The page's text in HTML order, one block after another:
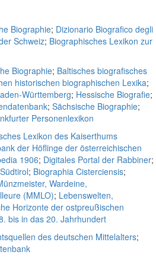
Biographie; Dizionario Biografico degli
Schweiz; Biographisches Lexikon zur
Biographie; Baltisches biografisches
historischen biographischen Lexika;
Württemberg; Hessische Biografie;
; Sächsische Biographie;
Personenlexikon
Lexikon des Kaiserthums
der Höflinge der österreichischen
1906; Digitales Portal der Rabbiner;
; Biographia Cisterciensis;
Wardeine,
(MMLO); Lebenswelten,
Horizonte der ostpreußischen
bis in das 20. Jahrhundert
des deutschen Mittelalters;